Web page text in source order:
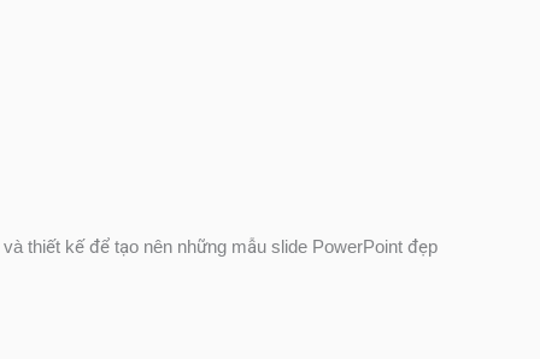
thiết kế để tạo nên những mẫu slide PowerPoint đẹp